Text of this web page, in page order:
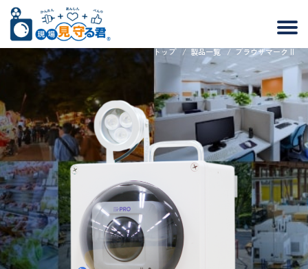
トップ / 製品一覧 / ブラウザマーク II